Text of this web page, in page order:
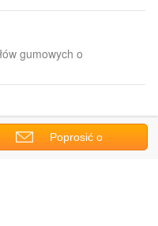
gumowych o
uszczelek olejowych i
Poprosić o